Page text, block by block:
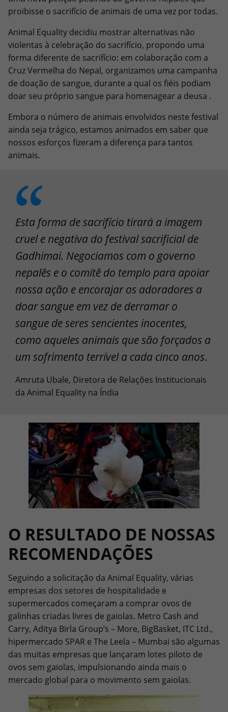
proibisse o sacrifício de animais de uma vez por todas.
Animal Equality decidiu mostrar alternativas não
violentas à celebração do sacrifício, propondo uma
forma diferente de sacrifício: em colaboração com a
Cruz Vermelha do Nepal, organizamos uma campanha
de doação de sangue, durante a qual os fiéis podiam
doar seu próprio sangue para homenagear a deusa .
Embora o número de animais envolvidos neste festival
ainda seja trágico, estamos animados em saber que
nossos esforços fizeram a diferença para tantos
animais.
Esta forma de sacrifício tirará a imagem
cruel e negativa do festival sacrificial de
Gadhimai. Negociamos com o governo
nepalês e o comitê do templo para apoiar
nossa ação e encorajar os adoradores a
doar sangue em vez de derramar o
sangue de seres sencientes inocentes,
como aqueles animais que são forçados a
um sofrimento terrível a cada cinco anos.
Amruta Ubale, Diretora de Relações Institucionais
da Animal Equality na Índia
O RESULTADO DE NOSSAS
RECOMENDAÇÕES
Seguindo a solicitação da Animal Equality, várias
empresas dos setores de hospitalidade e
supermercados começaram a comprar ovos de
galinhas criadas livres de gaiolas. Metro Cash and
Carry, Aditya Birla Group’s – More, BigBasket, ITC Ltd.,
hipermercado SPAR e The Leela – Mumbai são algumas
das muitas empresas que lançaram lotes piloto de
ovos sem gaiolas, impulsionando ainda mais o
mercado global para o movimento sem gaiolas.